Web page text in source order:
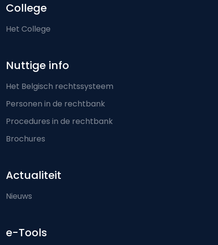
College
Het College
Nuttige info
Het Belgisch rechtssysteem
Personen in de rechtbank
Procedures in de rechtbank
Brochures
Actualiteit
Nieuws
e-Tools